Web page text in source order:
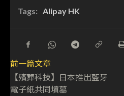
Tags: Alipay HK
前一篇文章
【殯葬科技】日本推出藍牙
電子紙共同墳墓